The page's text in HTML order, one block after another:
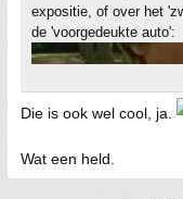
expositie, of over het
de 'voorgedeukte auto':
Die is ook wel cool, ja.
Wat een held.